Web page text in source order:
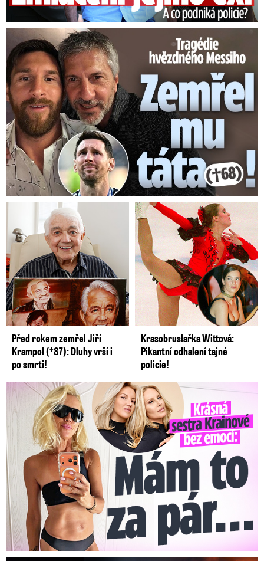
Tragédie hvězdného Messiho: Zemřel mu táta (†68)!
Před rokem zemřel Jiří
Krampol (†87): Dluhy vrší i
po smrti!
Krasobruslařka Wittová:
Pikantní odhalení tajné
policie!
Krásná sestra Krainové bez emocí: Mám to za pár…